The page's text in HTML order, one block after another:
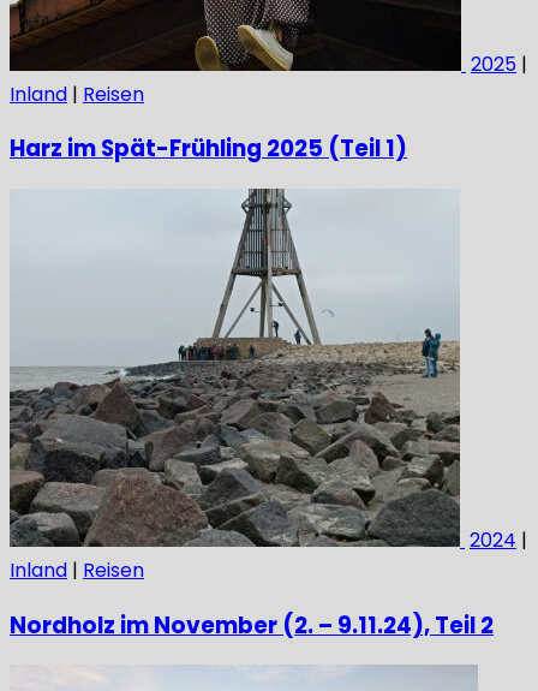
2025 |
Inland | Reisen
Harz im Spät-Frühling 2025 (Teil 1)
2024 |
Inland | Reisen
Nordholz im November (2. – 9.11.24), Teil 2